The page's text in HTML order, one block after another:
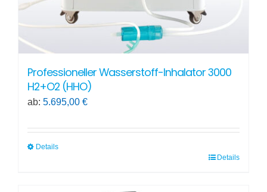
Professioneller Wasserstoff-Inhalator 3000
H2+O2 (HHO)
ab: 5.695,00 €
Details
Details